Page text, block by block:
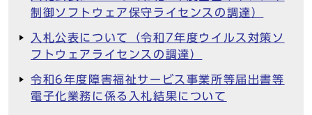
制御ソフトウェア保守ライセンスの調達）
入札公表について（令和7年度ウイルス対策ソ
フトウェアライセンスの調達）
令和6年度障害福祉サービス事業所等届出書等
電子化業務に係る入札結果について